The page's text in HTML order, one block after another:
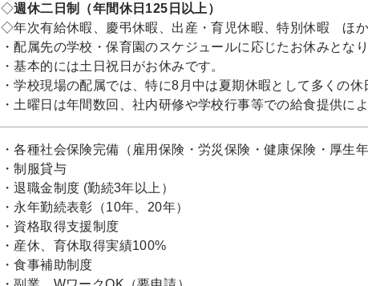
◇週休二日制（年間休日125日以上）
◇年次有給休暇、慶弔休暇、出産・育児休暇、特別休暇 ほか
・配属先の学校・保育園のスケジュールに応じたお休みとなり
・基本的には土日祝日がお休みです。
・学校現場の配属では、特に8月中は夏期休暇として多くの休
・土曜日は年間数回、社内研修や学校行事等での給食提供に
・各種社会保険完備（雇用保険・労災保険・健康保険・厚生年
・制服貸与
・退職金制度 (勤続3年以上）
・永年勤続表彰（10年、20年）
・資格取得支援制度
・産休、育休取得実績100%
・食事補助制度